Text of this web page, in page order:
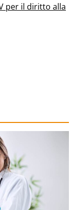
per il diritto alla